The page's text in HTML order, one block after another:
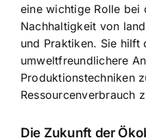
eine wichtige Rolle bei
Nachhaltigkeit von
und Praktiken. Sie hilft
umweltfreundlichere
Produktionstechniken
Ressourcenverbrauch
Die Zukunft der